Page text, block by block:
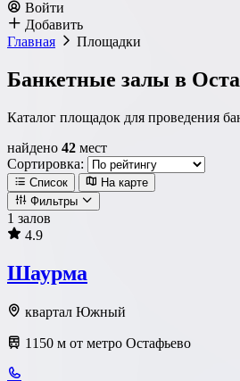
Войти
Добавить
Главная
Площадки
Банкетные залы в
Каталог площадок для проведения
найдено 42 мест
Сортировка:
Список
На карте
Фильтры
Локация
Метро Район
1 залов
4.9
Шаурма
квартал Южный
1150 м от метро Остафьево